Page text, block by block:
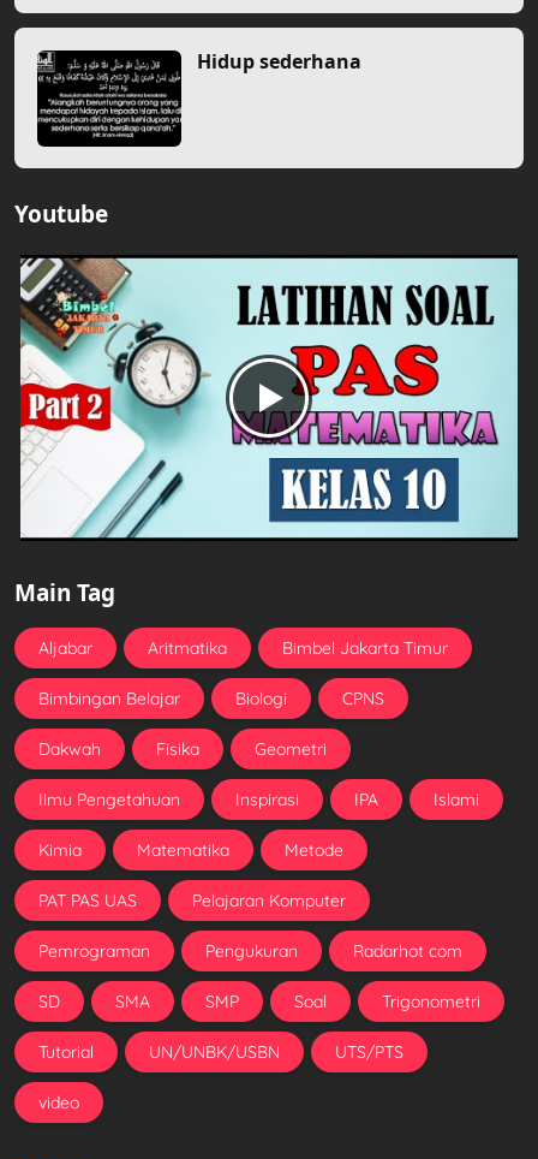
Hidup sederhana
Youtube
Main Tag
Aljabar Aritmatika Bimbel Jakarta Timur
Bimbingan Belajar Biologi CPNS
Dakwah Fisika Geometri
Ilmu Pengetahuan Inspirasi IPA Islami
Kimia Matematika Metode
PAT PAS UAS Pelajaran Komputer
Pemrograman Pengukuran Radarhot com
SD SMA SMP Soal Trigonometri
Tutorial UN/UNBK/USBN UTS/PTS
video